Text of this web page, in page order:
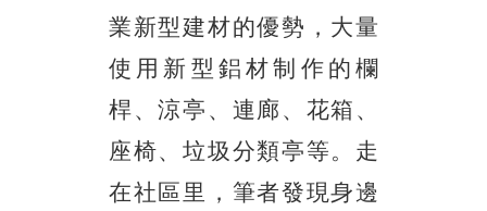
業新型建材的優勢，大量
使用新型鋁材制作的欄
桿、涼亭、連廊、花箱、
座椅、垃圾分類亭等。走
在社區里，筆者發現身邊